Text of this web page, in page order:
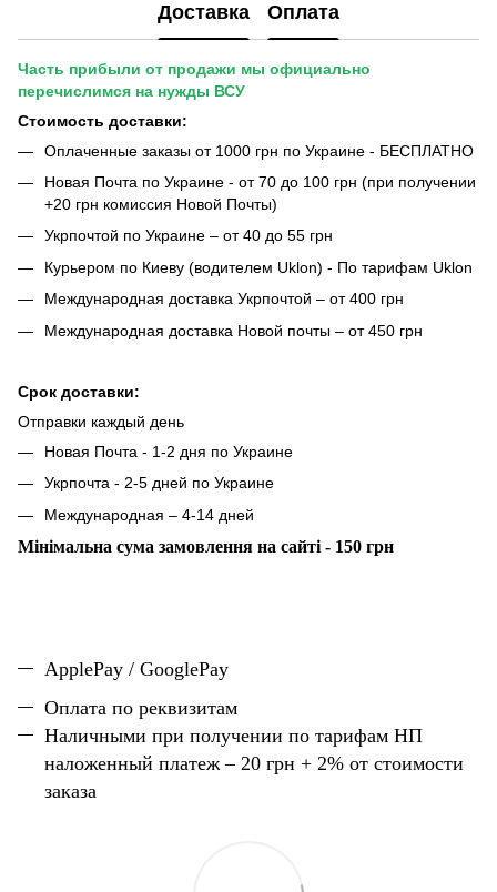
Доставка Оплата
Часть прибыли от продажи мы официально
перечислимся на нужды ВСУ
Стоимость доставки:
Оплаченные заказы от 1000 грн по Украине - БЕСПЛАТНО
Новая Почта по Украине - от 70 до 100 грн (при получении
+20 грн комиссия Новой Почты)
Укрпочтой по Украине – от 40 до 55 грн
Курьером по Киеву (водителем Uklon) - По тарифам Uklon
Международная доставка Укрпочтой – от 400 грн
Международная доставка Новой почты – от 450 грн
Срок доставки:
Отправки каждый день
Новая Почта - 1-2 дня по Украине
Укрпочта - 2-5 дней по Украине
Международная – 4-14 дней
Мінімальна сума замовлення на сайті - 150 грн
ApplePay / GooglePay
Оплата по реквизитам
Наличными при получении по тарифам НП
наложенный платеж – 20 грн + 2% от стоимости
заказа